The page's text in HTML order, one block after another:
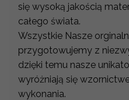
się wysoką jakością
całego świata.
Wszystkie Nasze
przygotowujemy z
dzięki temu nasze
wyróżniają się
wykonania.